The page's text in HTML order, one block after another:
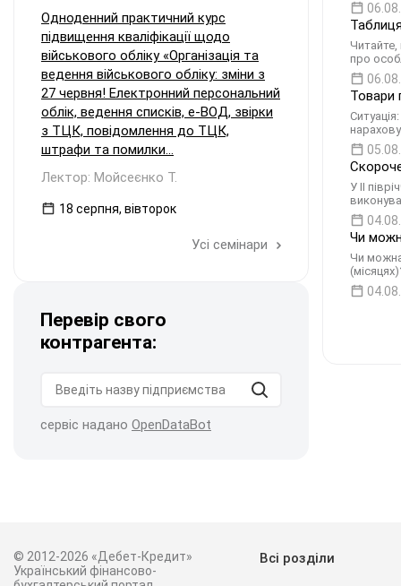
Читайте,
про
Товари
У II
Чи
Чи
Одноденний практичний курс
підвищення кваліфікації щодо
військового обліку «Організація та
ведення військового обліку: зміни з
27 червня! Електронний персональний
облік, ведення списків, е-ВОД, звірки
з ТЦК, повідомлення до ТЦК,
штрафи та помилки...
Лектор: Мойсеєнко Т.
18 серпня, вівторок
Усі семінари
Перевір свого
контрагента:
сервіс надано OpenDataBot
© 2012-2026 «Дебет-Кредит»
Український фінансово-
Всі розділи